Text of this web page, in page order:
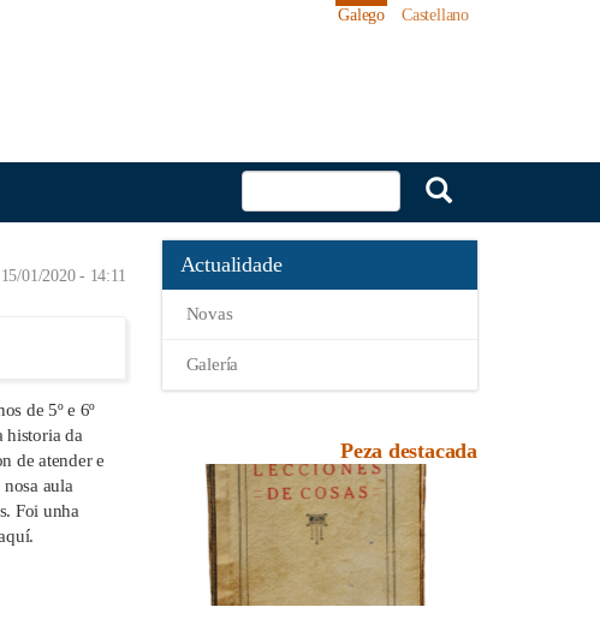
Galego Castellano
15/01/2020 - 14:11
de 5º e 6º
historia da
de atender e
aula
Foi unha
Actualidade
Novas
Galería
Peza destacada